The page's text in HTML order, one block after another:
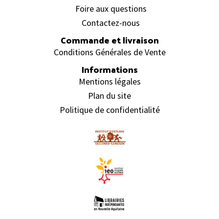
Foire aux questions
Contactez-nous
Commande et livraison
Conditions Générales de Vente
Informations
Mentions légales
Plan du site
Politique de confidentialité